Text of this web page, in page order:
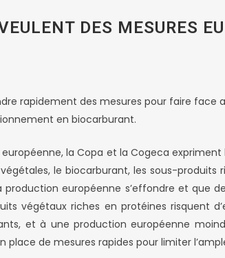
DES MESURES
rapidement des mesures pour faire face
en biocarburant.
la Copa et la Cogeca
le biocarburant, les sous-
production européenne s’effondre et que
végétaux riches en protéines risquent
et à une production européenne
de mesures rapides pour limiter